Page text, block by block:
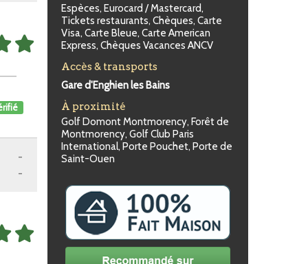
-
-
Espèces, Eurocard / Mastercard,
Tickets restaurants, Chèques, Carte
Visa, Carte Bleue, Carte American
Express, Chèques Vacances ANCV
Accès & transports
Gare d'Enghien les Bains
À proximité
Golf Domont Montmorency, Forêt de
Montmorency, Golf Club Paris
International, Porte Pouchet, Porte de
Saint-Ouen